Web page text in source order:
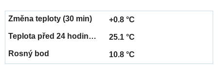
+0.8 °C
25.1 °C
10.8 °C